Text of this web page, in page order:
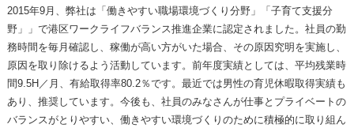
2015年9月、弊社は「働きやすい職場環境づくり分野」「子育て支援分
野」」で港区ワークライフバランス推進企業に認定されました。社員の勤
務時間を毎月確認し、稼働が高い方がいた場合、その原因究明を実施し、
原因を取り除けるよう活動しています。前年度実績としては、平均残業時
間9.5H／月、有給取得率80.2％です。最近では男性の育児休暇取得実績も
あり、推奨しています。今後も、社員のみなさんが仕事とプライベートの
バランスがとりやすい、働きやすい環境づくりのために積極的に取り組ん